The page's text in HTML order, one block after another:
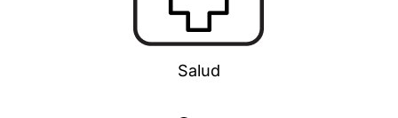
Salud